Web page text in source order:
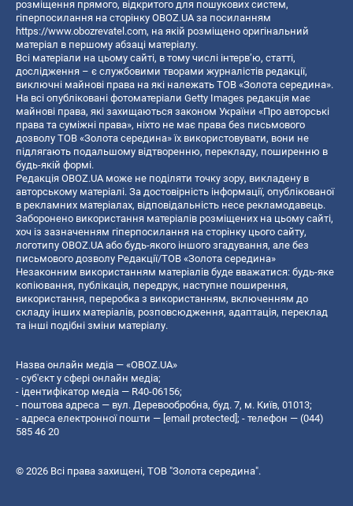
розміщення прямого, відкритого для пошукових систем,
гіперпосилання на сторінку OBOZ.UA за посиланням
https://www.obozrevatel.com, на якій розміщено оригінальний
матеріал в першому абзаці матеріалу.
Всі матеріали на цьому сайті, в тому числі інтерв’ю, статті,
дослідження – є службовими творами журналістів редакції,
виключні майнові права на які належать ТОВ «Золота середина».
На всі опубліковані фотоматеріали Getty Images редакція має
майнові права, які захищаються законом України «Про авторські
права та суміжні права», ніхто не має права без письмового
дозволу ТОВ «Золота середина» їх використовувати, вони не
підлягають подальшому відтворенню, перекладу, поширенню в
будь-якій формі.
Редакція OBOZ.UA може не поділяти точку зору, викладену в
авторському матеріалі. За достовірність інформації, опублікованої
в рекламних матеріалах, відповідальність несе рекламодавець.
Заборонено використання матеріалів розміщених на цьому сайті,
хоч із зазначенням гіперпосилання на сторінку цього сайту,
логотипу OBOZ.UA або будь-якого іншого згадування, але без
письмового дозволу Редакції/ТОВ «Золота середина»
Незаконним використанням матеріалів буде вважатися: будь-яке
копiювання, публiкацiя, передрук, наступне поширення,
використання, переробка з використанням, включенням до
складу інших матеріалів, розповсюдження, адаптація, переклад
та інші подібні зміни матеріалу.
Назва онлайн медіа — «OBOZ.UA»
- суб'єкт у сфері онлайн медіа;
- ідентифікатор медіа — R40-06156;
- поштова адреса — вул. Деревообробна, буд. 7, м. Київ, 01013;
- адреса електронної пошти — [email protected] ; - телефон — (044)
585 46 20
© 2026 Всі права захищені, ТОВ "Золота середина".